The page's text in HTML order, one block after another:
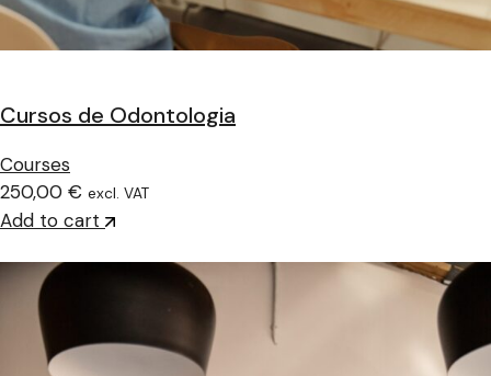
Cursos de Odontologia
Courses
250,00 € excl. VAT
Add to cart